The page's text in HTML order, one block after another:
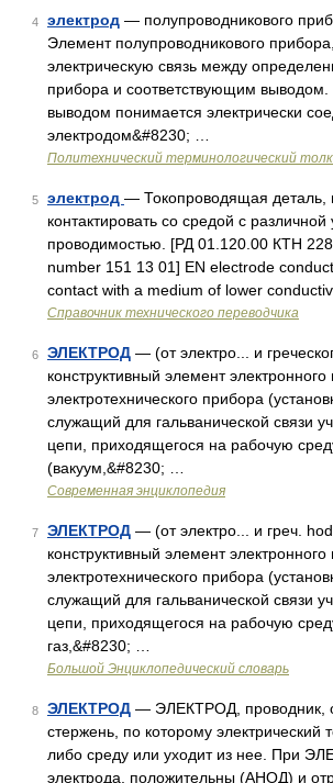
4 электрод — полупроводникового
Элемент полупроводникового
электрическую связь между
прибора и соответствующим
выводом понимается электрически
электродом&#8230; …
Политехнический терминологический
5 электрод — Токопроводящая деталь,
контактировать со средой с различной
проводимостью. [РД 01.120.00 КТН
number 151 13 01] EN electrode
contact with a medium of lower
Справочник технического переводчика
6 ЭЛЕКТРОД — (от электро... и
конструктивный элемент электронного
электротехнического прибора
служащий для гальванической связи
цепи, приходящегося на рабочую
(вакуум,&#8230; …
Современная энциклопедия
7 ЭЛЕКТРОД — (от электро... и греч.
конструктивный элемент электронного
электротехнического прибора
служащий для гальванической связи
цепи, приходящегося на рабочую
газ,&#8230; …
Большой Энциклопедический словарь
8 ЭЛЕКТРОД — ЭЛЕКТРОД, проводник,
стержень, по которому электрический
либо среду или уходит из нее. При
электрода, положительны (АНОД) и